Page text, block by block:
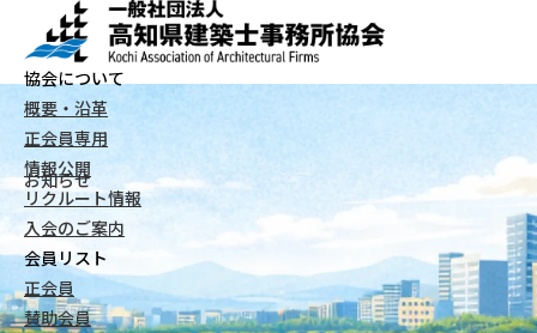
協会について
概要・沿革
正会員専用
情報公開
リクルート情報
入会のご案内
会員リスト
正会員
賛助会員
お知らせ